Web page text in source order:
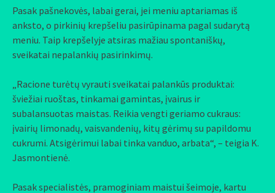
Pasak pašnekovės, labai gerai, jei meniu aptariamas iš
anksto, o pirkinių krepšeliu pasirūpinama pagal sudarytą
meniu. Taip krepšelyje atsiras mažiau spontaniškų,
sveikatai nepalankių pasirinkimų.
„Racione turėtų vyrauti sveikatai palankūs produktai:
šviežiai ruoštas, tinkamai gamintas, įvairus ir
subalansuotas maistas. Reikia vengti geriamo cukraus:
įvairių limonadų, vaisvandenių, kitų gėrimų su papildomu
cukrumi. Atsigėrimui labai tinka vanduo, arbata“, – teigia K.
Jasmontienė.
Pasak specialistės, pramoginiam maistui šeimoje, kartu